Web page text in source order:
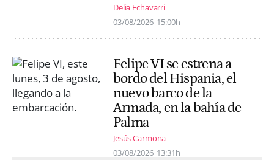
Delia Echavarri
03/08/2026 15:00h
Felipe VI se estrena a
bordo del Hispania, el
nuevo barco de la
Armada, en la bahía de
Palma
Jesús Carmona
03/08/2026 13:31h